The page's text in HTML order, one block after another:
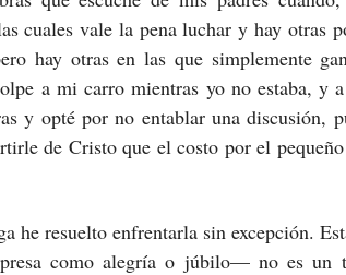
cuales vale la pena luchar y hay otras
hay otras en las que simplemente
a mi carro mientras yo no estaba, y
y opté por no entablar una discusión,
de Cristo que el costo por el
he resuelto enfrentarla sin excepción.
como alegría o júbilo— no es un